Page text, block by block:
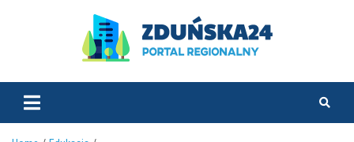
zdunska24.pl